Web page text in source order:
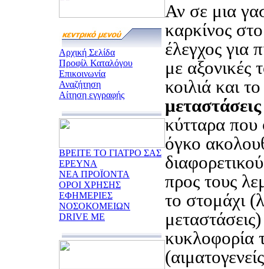
Αρχική Σελίδα
Προφίλ Καταλόγου
Επικοινωνία
Αναζήτηση
Αίτηση εγγραφής
ΒΡΕΙΤΕ ΤΟ ΓΙΑΤΡΟ ΣΑΣ
ΕΡΕΥΝΑ
ΝΕΑ ΠΡΟΪΟΝΤΑ
ΟΡΟΙ ΧΡΗΣΗΣ
ΕΦΗΜΕΡΙΕΣ
ΝΟΣΟΚΟΜΕΙΩΝ
DRIVE ME
Αν σε μια
καρκίνος
έλεγχος για
με αξονικές
κοιλιά και
μεταστάσεις
κύτταρα
όγκο
προς τους
το στομάχι
κυκλοφορία